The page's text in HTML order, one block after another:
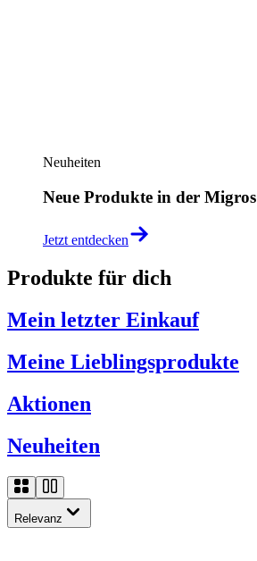
Neuheiten
Neue Produkte in der Migros
Jetzt entdecken
Produkte für dich
Mein letzter Einkauf
Meine Lieblingsprodukte
Aktionen
Neuheiten
Relevanz